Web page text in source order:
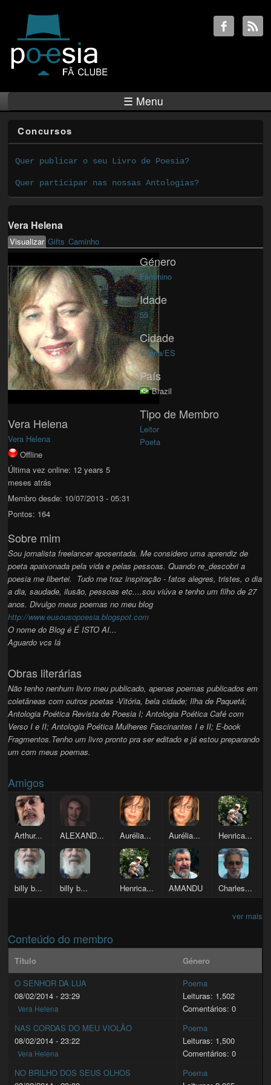
☰ Menu
Concursos
Quer publicar o seu Livro de Poesia?
Quer participar nas nossas Antologias?
Vera Helena
Primary tabs
Visualizar(active tab)
Gifts Caminho
Vera Helena
Vera Helena
Offline
Última vez online: 12 years 5
meses atrás
Membro desde: 10/07/2013 - 05:31
Pontos: 164
Género
Feminino
Idade
55
Cidade
Vitória/ES
País
Brazil
Tipo de Membro
Leitor
Poeta
Sobre mim
Sou jornalista freelancer aposentada.Me considero uma aprendiz de
poeta apaixonada pela vida e pelas pessoas. Quando re_descobri a
poesia me libertei. Tudo me traz inspiração - fatos alegres, tristes, o dia
a dia, saudade, ilusão, pessoas etc....sou viúva e tenho um filho de 27
anos. Divulgo meus poemas no meu blog
http://www.eusousopoesia.blogspot.com
O nome do Blog é É ISTO AI...
Aguardo vcs lá
Obras literárias
Não tenho nenhum livro meu publicado, apenas poemas publicados em
coletâneas com outros poetas -Vitória, bela cidade; Ilha de Paquetá;
Antologia Poética Revista de Poesia I; Antologia Poética Café com
Verso I e II; Antologia Poética Mulheres Fascinantes I e II; E-book
Fragmentos.Tenho um livro pronto pra ser editado e já estou preparando
um com meus poemas.
Amigos
Arthur... ALEXAND... Aurélia... Aurélia... Henrica...
billy b... billy b... Henrica... AMANDU Charles...
ver mais
Conteúdo do membro
Título
Género
O SENHOR DA LUA
08/02/2014 - 23:29
Vera Helena
Poema
Leituras: 1,502
Comentários: 0
NAS CORDAS DO MEU VIOLÃO
08/02/2014 - 23:22
Vera Helena
Poema
Leituras: 1,500
Comentários: 0
NO BRILHO DOS SEUS OLHOS
Poema